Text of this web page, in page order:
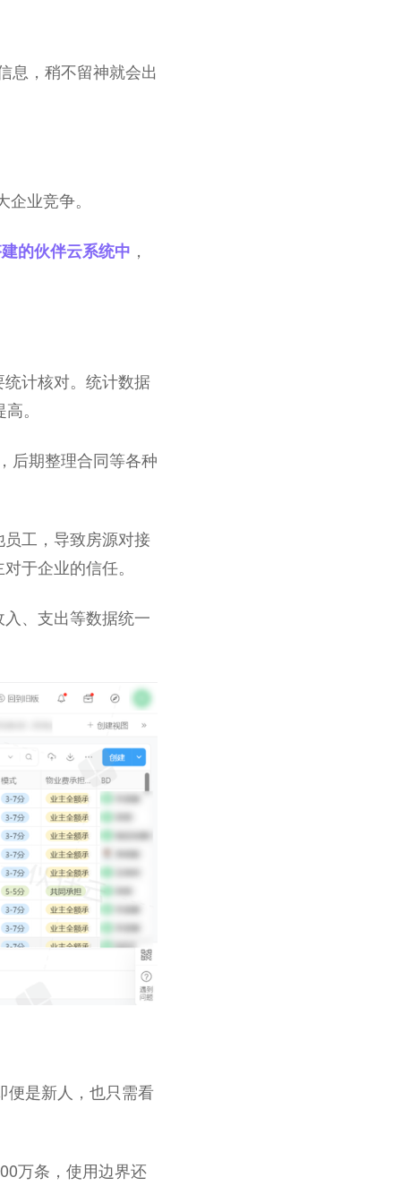
息，稍不留神就会出
业竞争。
的伙伴云系统中 ，
计核对。统计数据
。
后期整理合同等各种
工，导致房源对接
于企业的信任。
、支出等数据统一
便是新人，也只需看
万条，使用边界还